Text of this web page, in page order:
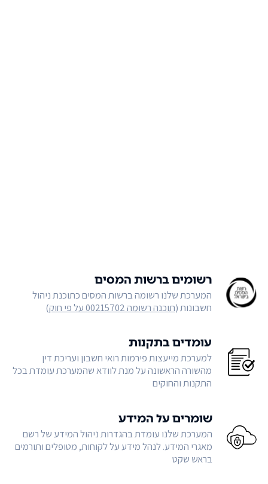
רשומים ברשות המסים
המערכת שלנו רשומה ברשות המסים כתוכנת ניהול
חשבונות (תוכנה רשומה 00215702 על פי חוק )
עומדים בתקנות
למערכת מייעצות פירמות רואי חשבון ועריכת דין
מהשורה הראשונה על מנת לוודא שהמערכת עומדת בכל
התקנות והחוקים
שומרים על המידע
המערכת שלנו עומדת בהגדרות ניהול המידע של רשם
מאגרי המידע. לנהל מידע על לקוחות, מטופלים ותורמים
בראש שקט